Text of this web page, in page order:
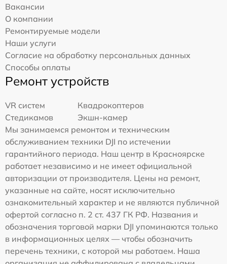
Вакансии
О компании
Ремонтируемые модели
Наши услуги
Согласие на обработку персональных данных
Способы оплаты
Ремонт устройств
VR систем
Квадрокоптеров
Стедикамов
Экшн-камер
Мы занимаемся ремонтом и техническим
обслуживанием техники DJI по истечении
гарантийного периода. Наш центр в Красноярске
работает независимо и не имеет официальной
авторизации от производителя. Цены на ремонт,
указанные на сайте, носят исключительно
ознакомительный характер и не являются публичной
офертой согласно п. 2 ст. 437 ГК РФ. Названия и
обозначения торговой марки DJI упоминаются только
в информационных целях — чтобы обозначить
перечень техники, с которой мы работаем. Наша